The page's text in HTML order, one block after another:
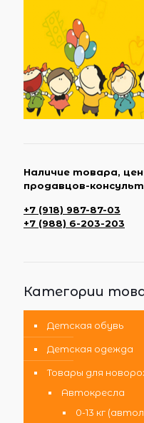
Наличие товара,
продавцов-
+7 (918) 987-87-03
+7 (988) 6-203-203
Категории
Детская обувь
Детская одежда
Товары для
Автокресла
0-13 кг